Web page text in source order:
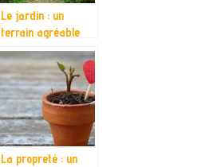
Le jardin : un
terrain agréable
pour un pique-nique
La propreté : un